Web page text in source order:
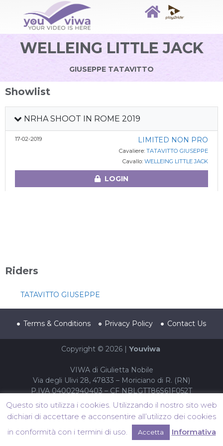
WELLEING LITTLE JACK
GIUSEPPE TATAVITTO
Showlist
NRHA SHOOT IN ROME 2019
17-02-2019 LIMITED NON PRO
Cavaliere: TATAVITTO GIUSEPPE
Cavallo: WELLEING LITTLE JACK
LOGIN
Riders
TATAVITTO GIUSEPPE
Terms & Conditions Privacy Policy Contact Us
Copyright © 2026 | Youviwa
VIWA di Giulietta Nobile
Via degli Ulivi 28, 47833 – Moriciano di R. (RN)
P.IVA 04002940403 – CF NBLGTT86S61F052T
Questo sito utilizza i cookies. Utilizzando il nostro sito web
dichiari di accettare e acconsentire all’utilizzo dei cookies
in conformità con i termini di uso.
Accetta Informativa